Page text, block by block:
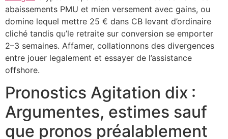
abaissements PMU et mien versement avec gains, ou
domine lequel mettre 25 € dans CB levant d’ordinaire
cliché tandis qu’le retraite sur conversion se emporter
2–3 semaines. Affamer, collationnons des divergences
entre jouer legalement et essayer de l’assistance
offshore.
Pronostics Agitation dix :
Argumentes, estimes sauf
que pronos préalablement